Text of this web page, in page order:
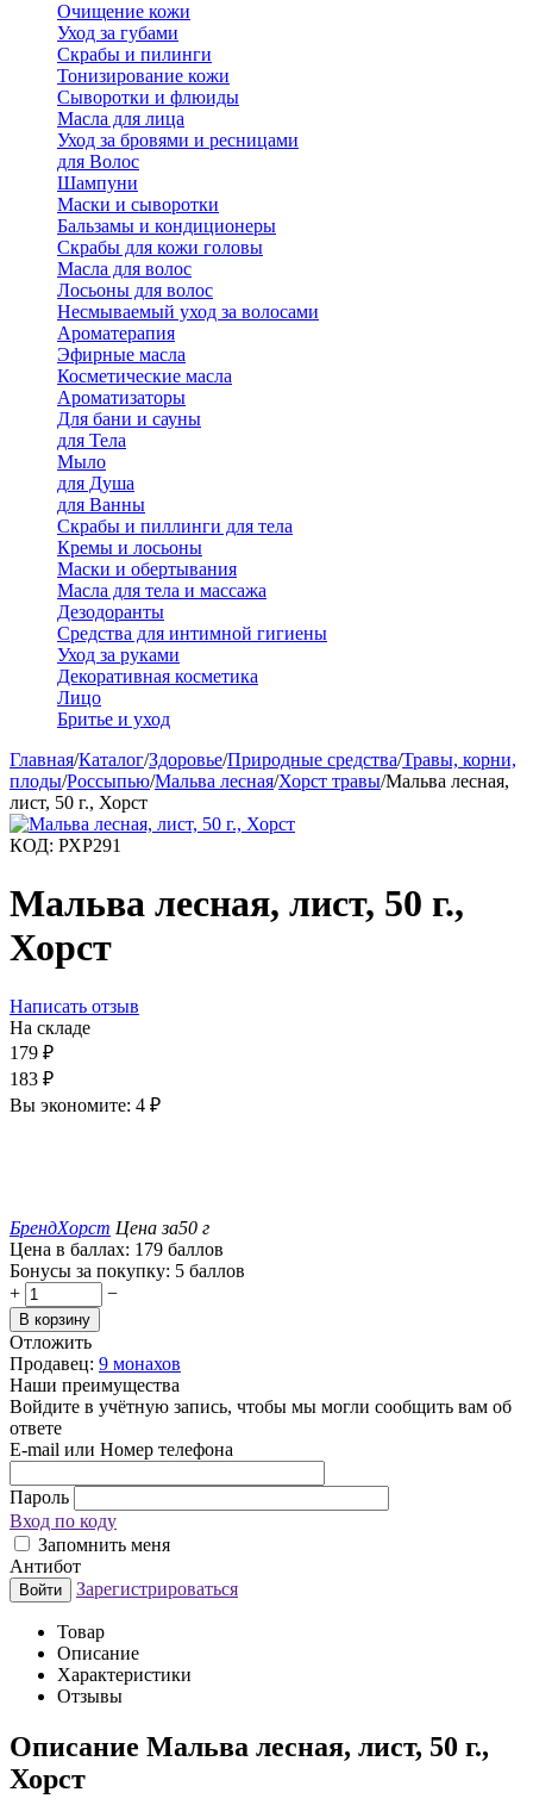
Очищение кожи
Уход за губами
Скрабы и пилинги
Тонизирование кожи
Сыворотки и флюиды
Масла для лица
Уход за бровями и ресницами
для Волос
Шампуни
Маски и сыворотки
Бальзамы и кондиционеры
Скрабы для кожи головы
Масла для волос
Лосьоны для волос
Несмываемый уход за волосами
Ароматерапия
Эфирные масла
Косметические масла
Ароматизаторы
Для бани и сауны
для Тела
Мыло
для Душа
для Ванны
Скрабы и пиллинги для тела
Кремы и лосьоны
Маски и обертывания
Масла для тела и массажа
Дезодоранты
Средства для интимной гигиены
Уход за руками
Декоративная косметика
Лицо
Бритье и уход
Главная/Каталог/Здоровье/Природные средства/Травы, корни,
плоды/Россыпью/Мальва лесная/Хорст травы/Мальва лесная,
лист, 50 г., Хорст
КОД: РХР291
Мальва лесная, лист, 50 г.,
Хорст
Написать отзыв
На складе
179 ₽
183 ₽
Вы экономите: 4 ₽
БрендХорст Цена за50 г
Цена в баллах: 179 баллов
Бонусы за покупку: 5 баллов
+
−
В корзину
Отложить
Продавец: 9 монахов
Наши преимущества
Войдите в учётную запись, чтобы мы могли сообщить вам об
ответе
E-mail или Номер телефона
Пароль
Вход по коду
Запомнить меня
Антибот
Войти Зарегистрироваться
Товар
Описание
Характеристики
Отзывы
Описание Мальва лесная, лист, 50 г.,
Хорст